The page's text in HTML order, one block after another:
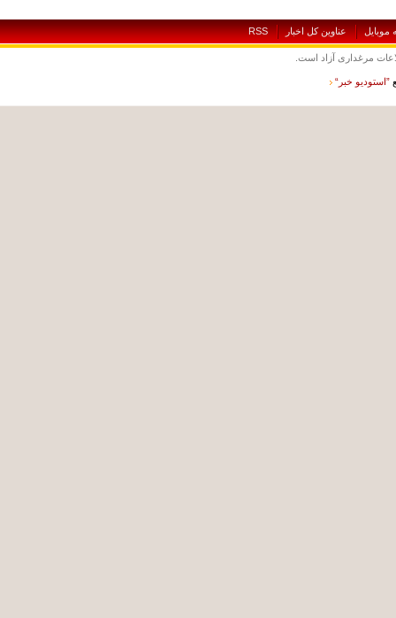
عناوين کل اخبار RSS
مرغداری آزاد است.
خبر“